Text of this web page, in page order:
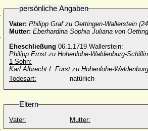
persönliche Angaben
Vater: Philipp Graf zu Oettingen-Wallerstein
Mutter: Eberhardina Sophia Juliana von
Eheschließung 06.1.1719 Wallerstein:
Philipp Ernst zu Hohenlohe-Waldenburg-
1 Sohn:
Karl Albrecht I. Fürst zu Hohenlohe-
Todesart:
natürlich
Eltern
Vater: Mutter: